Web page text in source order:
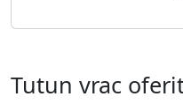
Tutun vrac